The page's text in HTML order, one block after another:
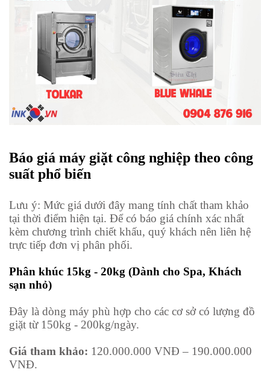
Báo giá máy giặt công nghiệp theo công
suất phổ biến
Lưu ý: Mức giá dưới đây mang tính chất tham khảo
tại thời điểm hiện tại. Để có báo giá chính xác nhất
kèm chương trình chiết khấu, quý khách nên liên hệ
trực tiếp đơn vị phân phối.
Phân khúc 15kg - 20kg (Dành cho Spa, Khách
sạn nhỏ)
Đây là dòng máy phù hợp cho các cơ sở có lượng đồ
giặt từ 150kg - 200kg/ngày.
Giá tham khảo: 120.000.000 VNĐ – 190.000.000
VNĐ.